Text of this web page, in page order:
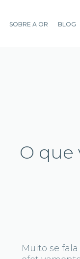
SOBRE A OR BLOG
O que
Muito se